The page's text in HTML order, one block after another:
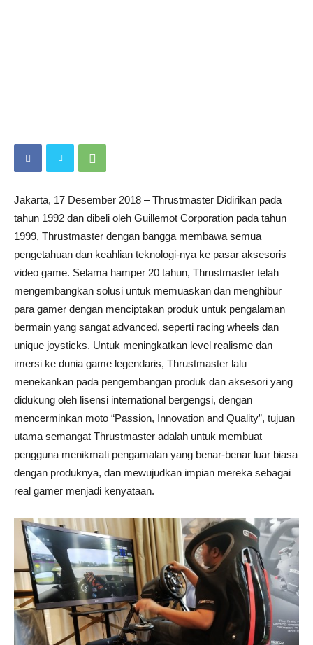
Jakarta, 17 Desember 2018 – Thrustmaster Didirikan pada
tahun 1992 dan dibeli oleh Guillemot Corporation pada tahun
1999, Thrustmaster dengan bangga membawa semua
pengetahuan dan keahlian teknologi-nya ke pasar aksesoris
video game. Selama hamper 20 tahun, Thrustmaster telah
mengembangkan solusi untuk memuaskan dan menghibur
para gamer dengan menciptakan produk untuk pengalaman
bermain yang sangat advanced, seperti racing wheels dan
unique joysticks. Untuk meningkatkan level realisme dan
imersi ke dunia game legendaris, Thrustmaster lalu
menekankan pada pengembangan produk dan aksesori yang
didukung oleh lisensi international bergengsi, dengan
mencerminkan moto “Passion, Innovation and Quality”, tujuan
utama semangat Thrustmaster adalah untuk membuat
pengguna menikmati pengamalan yang benar-benar luar biasa
dengan produknya, dan mewujudkan impian mereka sebagai
real gamer menjadi kenyataan.